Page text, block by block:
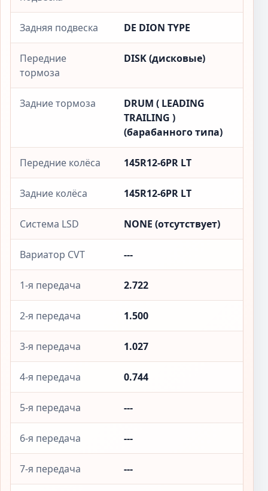
Задняя подвеска DE DION TYPE
Передние
тормоза
DISK (дисковые)
Задние тормоза
DRUM ( LEADING
TRAILING )
(барабанного типа)
Передние колёса 145R12-6PR LT
Задние колёса 145R12-6PR LT
Система LSD NONE (отсутствует)
Вариатор CVT ---
1-я передача 2.722
2-я передача 1.500
3-я передача 1.027
4-я передача 0.744
5-я передача ---
6-я передача ---
7-я передача ---